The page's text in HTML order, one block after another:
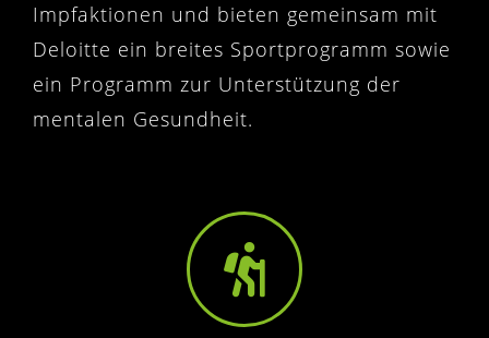
Impfaktionen und bieten gemeinsam mit
Deloitte ein breites Sportprogramm sowie
ein Programm zur Unterstützung der
mentalen Gesundheit.